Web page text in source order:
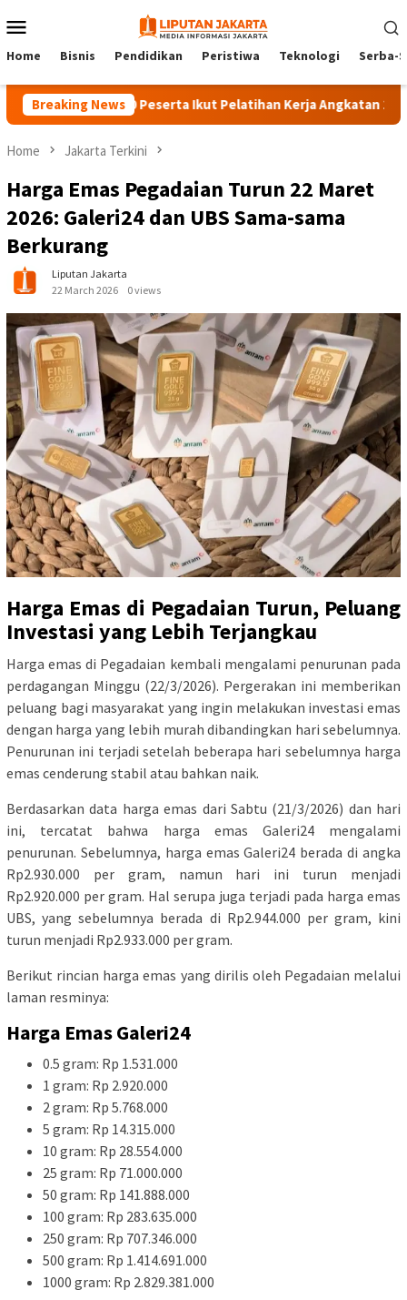
to
Menu
Home Bisnis Pendidikan Peristiwa Teknologi Serba-
Breaking News
140 Peserta Ikut Pelatihan Kerja Angkatan 1 di PPKD
Home Jakarta Terkini
Harga Emas Pegadaian Turun 22 Maret
2026: Galeri24 dan UBS Sama-sama
Berkurang
Liputan Jakarta
22 March 2026
0 views
Harga Emas di Pegadaian Turun, Peluang
Investasi yang Lebih Terjangkau
Harga emas di Pegadaian kembali mengalami penurunan pada
perdagangan Minggu (22/3/2026). Pergerakan ini memberikan
peluang bagi masyarakat yang ingin melakukan investasi emas
dengan harga yang lebih murah dibandingkan hari sebelumnya.
Penurunan ini terjadi setelah beberapa hari sebelumnya harga
emas cenderung stabil atau bahkan naik.
Berdasarkan data harga emas dari Sabtu (21/3/2026) dan hari
ini, tercatat bahwa harga emas Galeri24 mengalami
penurunan. Sebelumnya, harga emas Galeri24 berada di angka
Rp2.930.000 per gram, namun hari ini turun menjadi
Rp2.920.000 per gram. Hal serupa juga terjadi pada harga emas
UBS, yang sebelumnya berada di Rp2.944.000 per gram, kini
turun menjadi Rp2.933.000 per gram.
Berikut rincian harga emas yang dirilis oleh Pegadaian melalui
laman resminya:
Harga Emas Galeri24
0.5 gram: Rp 1.531.000
1 gram: Rp 2.920.000
2 gram: Rp 5.768.000
5 gram: Rp 14.315.000
10 gram: Rp 28.554.000
25 gram: Rp 71.000.000
50 gram: Rp 141.888.000
100 gram: Rp 283.635.000
250 gram: Rp 707.346.000
500 gram: Rp 1.414.691.000
1000 gram: Rp 2.829.381.000